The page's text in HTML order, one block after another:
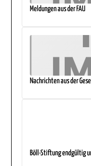
Meldungen aus der FAU
Nachrichten aus der
Böll-Stiftung endgültig